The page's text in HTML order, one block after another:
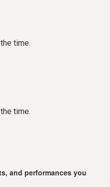
time.
time.
and performances you